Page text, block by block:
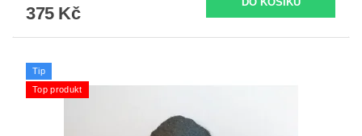
375 Kč
Tip
Top produkt